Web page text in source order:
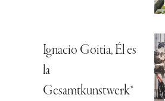
Ignacio Goitia, Él es
la
Gesamtkunstwerk*